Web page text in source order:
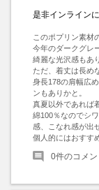
是非インライン
このポプリン素材
今年のダークグレ
綺麗な光沢感もあ
ただ、着丈は長め
身長178の肩幅広
ンもありかと。
真夏以外であれば
綿100％なのでシ
感、こなれ感が出
個人的にはおすす
0件のコメン